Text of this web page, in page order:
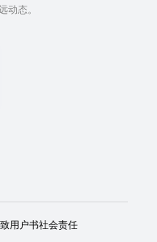
动态。
致用户书社会责任